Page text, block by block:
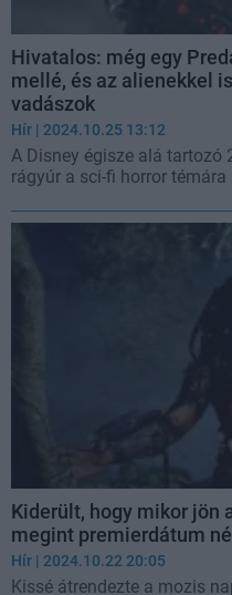
Hivatalos: még egy
mellé, és az alienekkel
vadászok
Hír | 2024.10.25 13:12
A Disney égisze alá tartozó
rágyúr a sci-fi horror témára
Kiderült, hogy mikor jön
megint premierdátum
Hír | 2024.10.22 20:05
Kissé átrendezte a mozis